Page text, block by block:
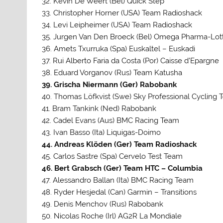
33. Christopher Horner (USA) Team Radioshack
34. Levi Leipheimer (USA) Team Radioshack
35. Jurgen Van Den Broeck (Bel) Omega Pharma-
36. Amets Txurruka (Spa) Euskaltel – Euskadi
37. Rui Alberto Faria da Costa (Por) Caisse d’Epargne
38. Eduard Vorganov (Rus) Team Katusha
39. Grischa Niermann (Ger) Rabobank
40. Thomas Löfkvist (Swe) Sky Professional Cycling
41. Bram Tankink (Ned) Rabobank
42. Cadel Evans (Aus) BMC Racing Team
43. Ivan Basso (Ita) Liquigas-Doimo
44. Andreas Klöden (Ger) Team Radioshack
45. Carlos Sastre (Spa) Cervelo Test Team
46. Bert Grabsch (Ger) Team HTC – Columbia
47. Alessandro Ballan (Ita) BMC Racing Team
48. Ryder Hesjedal (Can) Garmin – Transitions
49. Denis Menchov (Rus) Rabobank
50. Nicolas Roche (Irl) AG2R La Mondiale